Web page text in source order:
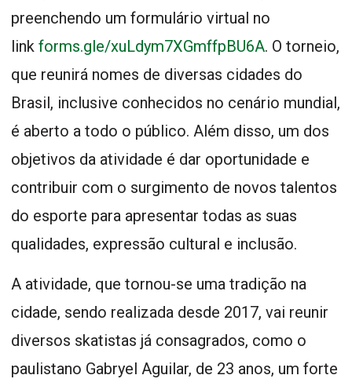
preenchendo um formulário virtual no
link forms.gle/xuLdym7XGmffpBU6A. O torneio,
que reunirá nomes de diversas cidades do
Brasil, inclusive conhecidos no cenário mundial,
é aberto a todo o público. Além disso, um dos
objetivos da atividade é dar oportunidade e
contribuir com o surgimento de novos talentos
do esporte para apresentar todas as suas
qualidades, expressão cultural e inclusão.
A atividade, que tornou-se uma tradição na
cidade, sendo realizada desde 2017, vai reunir
diversos skatistas já consagrados, como o
paulistano Gabryel Aguilar, de 23 anos, um forte